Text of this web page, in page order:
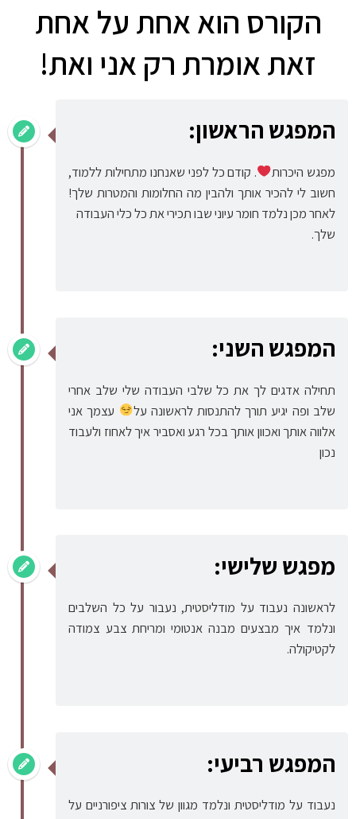
הקורס הוא אחת על אחת
זאת אומרת רק אני ואת!
המפגש הראשון:
מפגש היכרות
. קודם כל לפני שאנחנו מתחילות ללמוד,
חשוב לי להכיר אותך ולהבין מה החלומות והמטרות שלך!
לאחר מכן נלמד חומר עיוני שבו תכירי את כל כלי העבודה
שלך.
המפגש השני:
תחילה אדגים לך את כל שלבי העבודה שלי שלב אחרי
שלב ופה יגיע תורך להתנסות לראשונה על
עצמך אני
אלווה אותך ואכוון אותך בכל רגע ואסביר איך לאחוז ולעבוד
נכון
מפגש שלישי:
לראשונה נעבוד על מודליסטית, נעבור על כל השלבים
ונלמד איך מבצעים מבנה אנטומי ומריחת צבע צמודה
לקטיקולה.
המפגש רביעי:
נעבוד על מודליסטית ונלמד מגוון של צורות ציפורניים על